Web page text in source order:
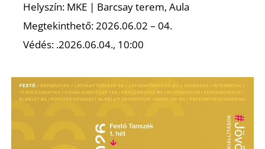
Helyszín: MKE | Barcsay terem, Aula
Megtekinthető: 2026.06.02 – 04.
Védés: .2026.06.04., 10:00